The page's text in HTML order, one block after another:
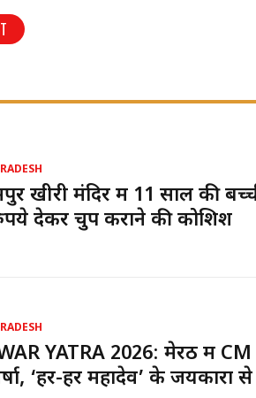
खीरी मंदिर में 11 साल की
देकर चुप कराने की कोशिश
YATRA 2026: मेरठ में CM
‘हर-हर महादेव’ के जयकारों